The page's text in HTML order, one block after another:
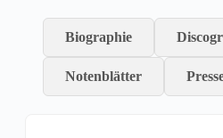
Biographie
Notenblätter